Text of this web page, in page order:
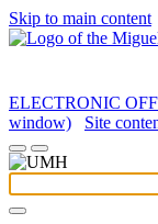
Skip to main content
ELECTRONIC
window)
Site